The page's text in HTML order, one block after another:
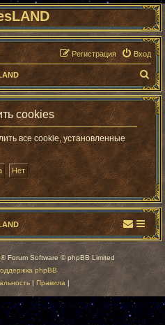
Вход
Регистрация
П
о
и
к
cookies
все cookie, установленные
® Forum Software © phpBB Limited
phpBB
| Правила |